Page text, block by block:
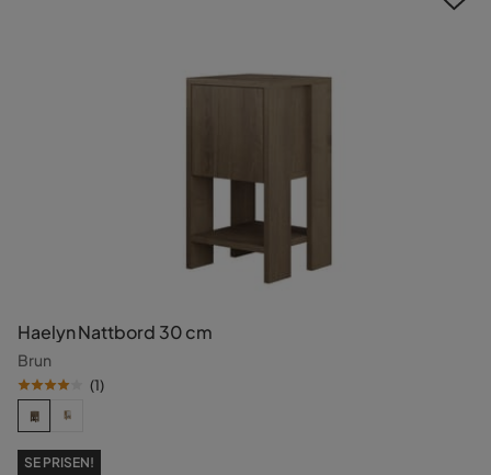
Haelyn Nattbord 30 cm
Brun
(1)
SE PRISEN!